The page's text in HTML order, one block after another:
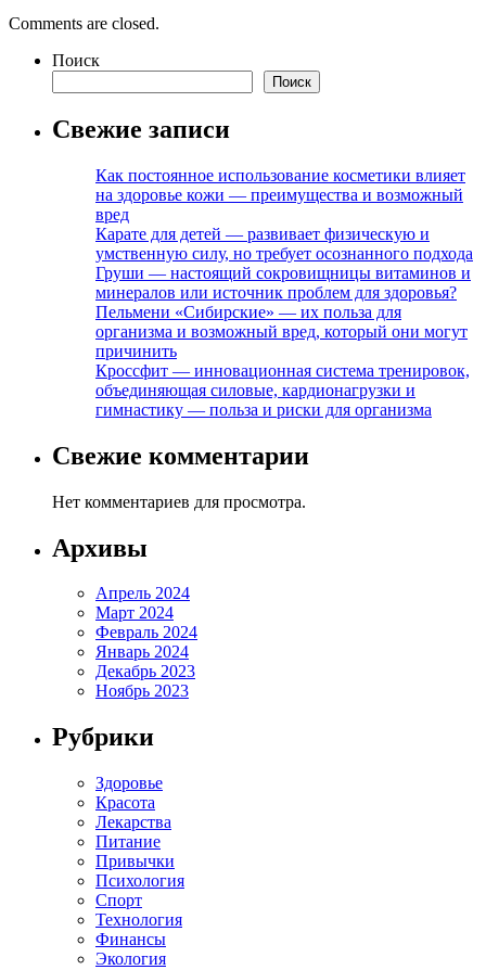
Comments are closed.
Поиск
Поиск
Свежие записи
Как постоянное использование косметики влияет
на здоровье кожи — преимущества и возможный
вред
Карате для детей — развивает физическую и
умственную силу, но требует осознанного подхода
Груши — настоящий сокровищницы витаминов и
минералов или источник проблем для здоровья?
Пельмени «Сибирские» — их польза для
организма и возможный вред, который они могут
причинить
Кроссфит — инновационная система тренировок,
объединяющая силовые, кардионагрузки и
гимнастику — польза и риски для организма
Свежие комментарии
Нет комментариев для просмотра.
Архивы
Апрель 2024
Март 2024
Февраль 2024
Январь 2024
Декабрь 2023
Ноябрь 2023
Рубрики
Здоровье
Красота
Лекарства
Питание
Привычки
Психология
Спорт
Технология
Финансы
Экология